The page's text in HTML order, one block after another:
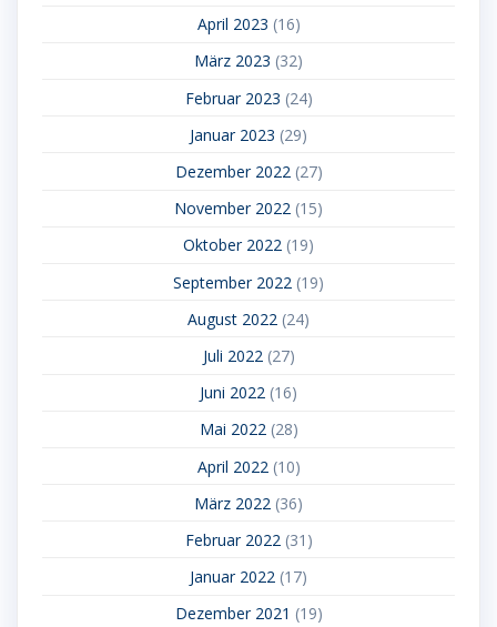
April 2023 (16)
März 2023 (32)
Februar 2023 (24)
Januar 2023 (29)
Dezember 2022(27)
November 2022 (15)
Oktober 2022 (19)
September 2022 (19)
August 2022 (24)
Juli 2022(27)
Juni 2022 (16)
Mai 2022(28)
April 2022 (10)
März 2022 (36)
Februar 2022(31)
Januar 2022 (17)
Dezember 2021 (19)